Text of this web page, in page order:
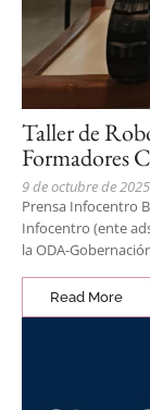
Taller de
Formadores
9 de octubre de 2025
Prensa Infocentro
Infocentro (ente
la ODA-
Read More